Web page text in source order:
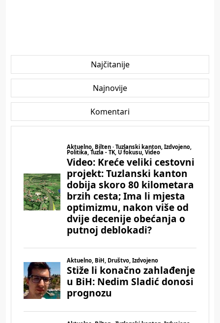
Najčitanije
Najnovije
Komentari